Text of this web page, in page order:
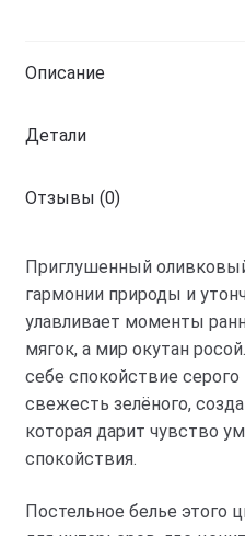
Описание
Детали
Отзывы (0)
Приглушенный
гармонии природы и
улавливает моменты
мягок, а мир окутан
себе спокойствие
свежесть зелёного,
которая дарит чувство
спокойствия.
Постельное белье этого